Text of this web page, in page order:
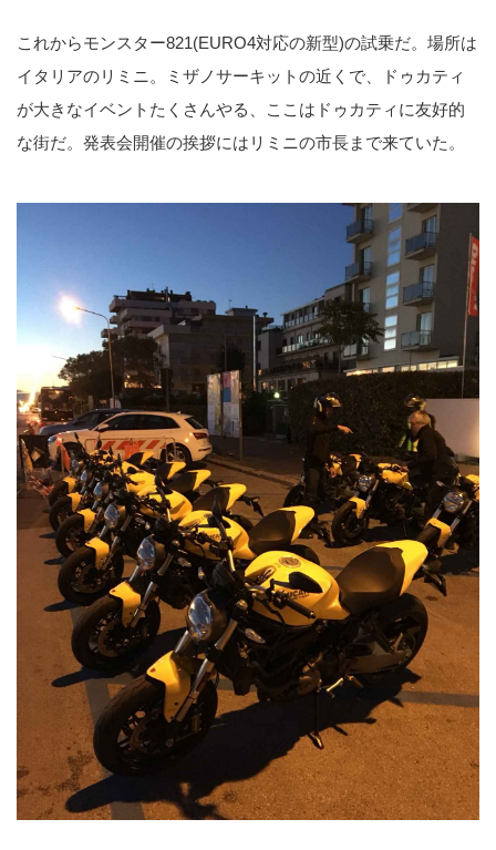
これからモンスター821(EURO4対応の新型)の試乗だ。場所は
イタリアのリミニ。ミザノサーキットの近くで、ドゥカティ
が大きなイベントたくさんやる、ここはドゥカティに友好的
な街だ。発表会開催の挨拶にはリミニの市長まで来ていた。